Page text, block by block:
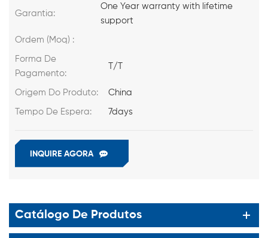
Garantia:
One Year warranty with lifetime
support
Ordem (Moq) :
Forma De
Pagamento:
T/T
Origem Do Produto: China
Tempo De Espera: 7days
INQUIRE AGORA
Catálogo De Produtos